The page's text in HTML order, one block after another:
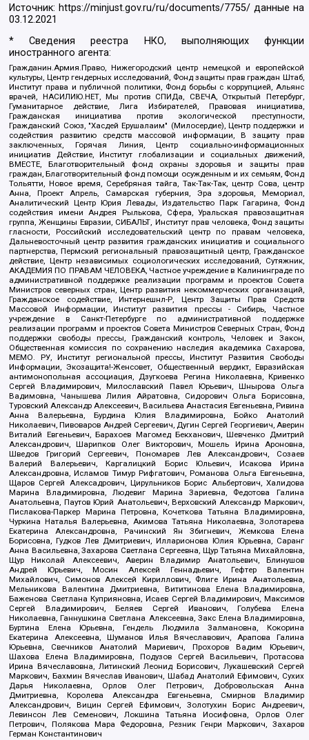
Источник: https://minjust.gov.ru/ru/documents/7755/ данные на
03.12.2021
* Сведения реестра НКО, выполняющих функции
иностранного агента:
Гражданин.Армия.Право, Нижегородский центр немецкой и европейской
культуры, Центр гендерных исследований, Фонд защиты прав граждан Штаб,
Институт права и публичной политики, Фонд борьбы с коррупцией, Альянс
врачей, НАСИЛИЮ.НЕТ, Мы против СПИДа, СВЕЧА, Открытый Петербург,
Гуманитарное действие, Лига Избирателей, Правовая инициатива,
Гражданская инициатива против экологической преступности,
Гражданский Союз, "Хасдей Ерушалаим" (Милосердие), Центр поддержки и
содействия развитию средств массовой информации, В защиту прав
заключенных, Горячая Линия, Центр социально-информационных
инициатив Действие, Институт глобализации и социальных движений,
ВМЕСТЕ, Благотворительный фонд охраны здоровья и защиты прав
граждан, Благотворительный фонд помощи осужденным и их семьям, Фонд
Тольятти, Новое время, Серебряная тайга, Так-Так-Так, центр Сова, центр
Анна, Проект Апрель, Самарская губерния, Эра здоровья, Мемориал,
Аналитический Центр Юрия Левады, Издательство Парк Гагарина, Фонд
содействия имени Андрея Рылькова, Сфера, Уральская правозащитная
группа, Женщины Евразии, СИБАЛЬТ, Институт прав человека, Фонд защиты
гласности, Российский исследовательский центр по правам человека,
Дальневосточный центр развития гражданских инициатив и социального
партнерства, Пермский региональный правозащитный центр, Гражданское
действие, Центр независимых социологических исследований, Сутяжник,
АКАДЕМИЯ ПО ПРАВАМ ЧЕЛОВЕКА, Частное учреждение в Калининграде по
административной поддержке реализации программ и проектов Совета
Министров северных стран, Центр развития некоммерческих организаций,
Гражданское содействие, Интернешнл-Р, Центр Защиты Прав Средств
Массовой Информации, Институт развития прессы - Сибирь, Частное
учреждение в Санкт-Петербурге по административной поддержке
реализации программ и проектов Совета Министров Северных Стран, Фонд
поддержки свободы прессы, Гражданский контроль, Человек и Закон,
Общественная комиссия по сохранению наследия академика Сахарова,
МЕМО. РУ, Институт региональной прессы, Институт Развития Свободы
Информации, Экозащита!-Женсовет, Общественный вердикт, Евразийская
антимонопольная ассоциация, Дзугкоева Регина Николаевна, Кривенко
Сергей Владимирович, Милославский Павел Юрьевич, Шнырова Ольга
Вадимовна, Чанышева Лилия Айратовна, Сидорович Ольга Борисовна,
Туровский Александр Алексеевич, Васильева Анастасия Евгеньевна, Ривина
Анна Валерьевна, Бурдина Юлия Владимировна, Бойко Анатолий
Николаевич, Пивоваров Андрей Сергеевич, Дугин Сергей Георгиевич, Аверин
Виталий Евгеньевич, Барахоев Магомед Бекханович, Шевченко Дмитрий
Александрович, Шарипков Олег Викторович, Мошель Ирина Ароновна,
Шведов Григорий Сергеевич, Пономарев Лев Александрович, Созаев
Валерий Валерьевич, Каргалицкий Борис Юльевич, Исакова Ирина
Александровна, Исламов Тимур Рифгатович, Романова Ольга Евгеньевна,
Щаров Сергей Алексадрович, Цирульников Борис Альбертович, Халидова
Марина Владимировна, Людевиг Марина Зариевна, Федотова Галина
Анатольевна, Паутов Юрий Анатольевич, Верховский Александр Маркович,
Пислакова-Паркер Марина Петровна, Кочеткова Татьяна Владимировна,
Чуркина Наталья Валерьевна, Акимова Татьяна Николаевна, Золотарева
Екатерина Александровна, Рачинский Ян Збигневич, Жемкова Елена
Борисовна, Гудков Лев Дмитриевич, Илларионова Юлия Юрьевна, Саранг
Анна Васильевна, Захарова Светлана Сергеевна, Щур Татьяна Михайловна,
Щур Николай Алексеевич, Аверин Владимир Анатольевич, Блинушов
Андрей Юрьевич, Мосин Алексей Геннадьевич, Гефтер Валентин
Михайлович, Симонов Алексей Кириллович, Флиге Ирина Анатольевна,
Мельникова Валентина Дмитриевна, Вититинова Елена Владимировна,
Баженова Светлана Куприяновна, Исаев Сергей Владимирович, Максимов
Сергей Владимирович, Беляев Сергей Иванович, Голубева Елена
Николаевна, Ганнушкина Светлана Алексеевна, Закс Елена Владимировна,
Буртина Елена Юрьевна, Гендель Людмила Залмановна, Кокорина
Екатерина Алексеевна, Шуманов Илья Вячеславович, Арапова Галина
Юрьевна, Свечников Анатолий Мариевич, Прохоров Вадим Юрьевич,
Шахова Елена Владимировна, Подузов Сергей Васильевич, Протасова
Ирина Вячеславовна, Литинский Леонид Борисович, Лукашевский Сергей
Маркович, Бахмин Вячеслав Иванович, Шабад Анатолий Ефимович, Сухих
Дарья Николаевна, Орлов Олег Петрович, Добровольская Анна
Дмитриевна, Королева Александра Евгеньевна, Смирнов Владимир
Александрович, Вицин Сергей Ефимович, Золотухин Борис Андреевич,
Левинсон Лев Семенович, Локшина Татьяна Иосифовна, Орлов Олег
Петрович, Полякова Мара Федоровна, Резник Генри Маркович, Захаров
Герман Константинович